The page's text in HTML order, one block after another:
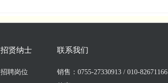
招贤纳士
招聘岗位
联系我们
销售：0755-27330913 / 010-82671166